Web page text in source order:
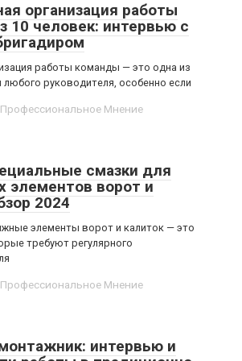
организация работы
10 человек: интервью с
работы команды — это одна из
руководителя, особенно если
Профессиональное Мнение
смазки для
элементов ворот и
2024
элементы ворот и калиток — это
требуют регулярного
Профессиональное Мнение
интервью и